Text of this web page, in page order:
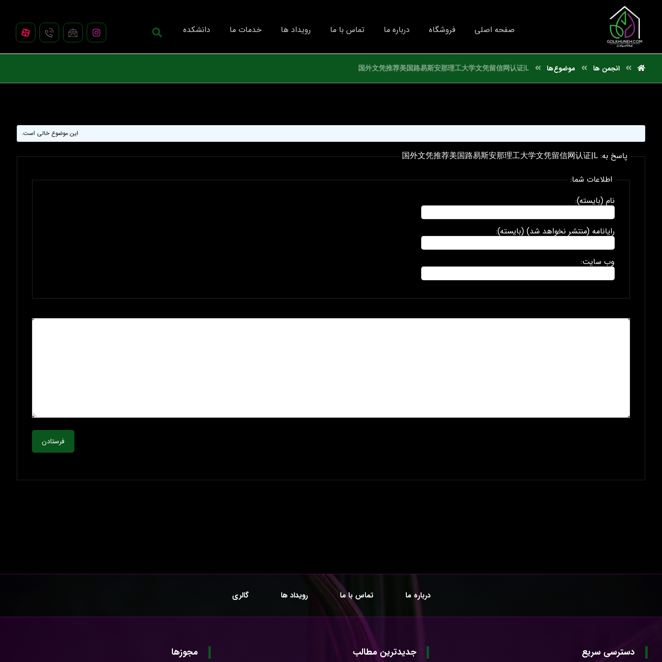
صفحه اصلی فروشگاه درباره ما تماس با ما رویداد ها خدمات ما دانشکده
انجمن ها موضوع‌ها 国外文凭推荐美国路易斯安那理工大学文凭留信网认证|L
این موضوع خالی است.
پاسخ به: 国外文凭推荐美国路易斯安那理工大学文凭留信网认证|L
اطلاعات شما:
نام (بایسته):
رایانامه (منتشر نخواهد شد) (بایسته):
وب سایت:
فرستادن
درباره ما تماس با ما رویداد ها گالری
دسترسی سریع جدیدترین مطالب مجوزها